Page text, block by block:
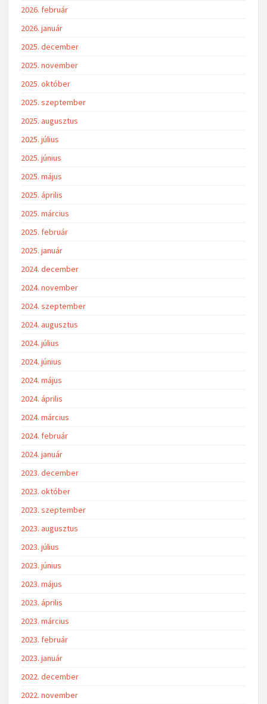
2026. február
2026. január
2025. december
2025. november
2025. október
2025. szeptember
2025. augusztus
2025. július
2025. június
2025. május
2025. április
2025. március
2025. február
2025. január
2024. december
2024. november
2024. szeptember
2024. augusztus
2024. július
2024. június
2024. május
2024. április
2024. március
2024. február
2024. január
2023. december
2023. október
2023. szeptember
2023. augusztus
2023. július
2023. június
2023. május
2023. április
2023. március
2023. február
2023. január
2022. december
2022. november